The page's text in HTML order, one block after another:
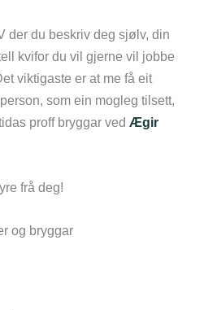
der du beskriv deg sjølv, din
kvifor du vil gjerne vil jobbe
viktigaste er at me få eit
som ein mogleg tilsett,
proff bryggar ved Ægir
frå deg!
og bryggar